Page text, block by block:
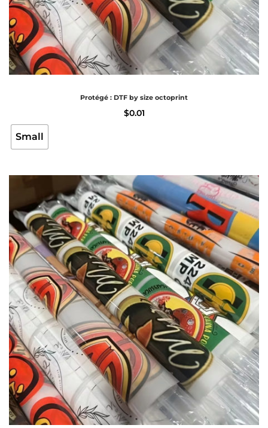
Protégé : DTF by size octoprint
$0.01
Small